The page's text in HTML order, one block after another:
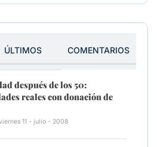
ÚLTIMOS COMENTARIOS
después de los 50:
reales con donación de
11 - julio - 2008